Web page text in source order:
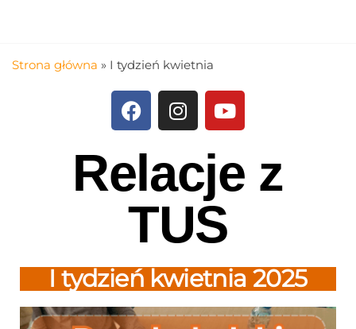
Strona główna » I tydzień kwietnia
Relacje z
TUS
I tydzień kwietnia 2025